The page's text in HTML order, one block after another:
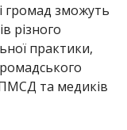
громад зможуть
різного
практики,
ПМСД та медиків